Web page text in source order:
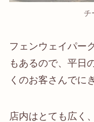
チ
フェンウェイパー
もあるので、平日
くのお客さんでに
店内はとても広く